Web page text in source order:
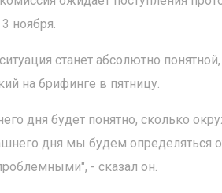
ноября.
станет абсолютно
на брифинге в пятницу.
дня будет понятно, сколько
дня мы будем определяться
- сказал он.